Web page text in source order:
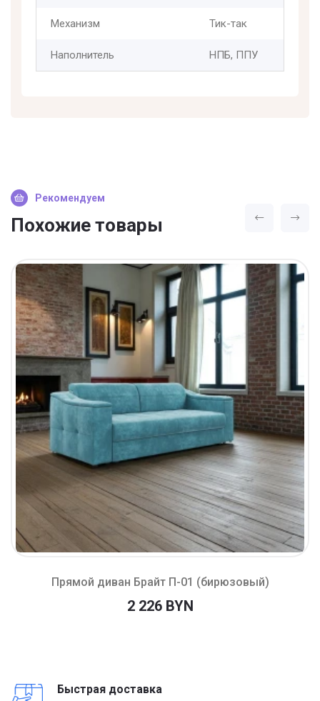
Механизм Тик-так
Наполнитель НПБ, ППУ
Рекомендуем
Похожие товары
Прямой диван Брайт П-01 (бирюзовый)
2 226 BYN
Быстрая доставка